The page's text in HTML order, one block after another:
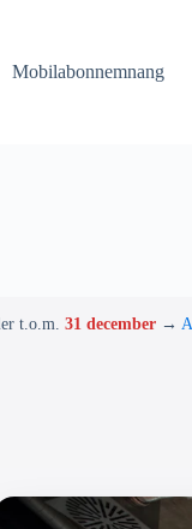
Mobilabonnemnang
t.o.m. 31 december →